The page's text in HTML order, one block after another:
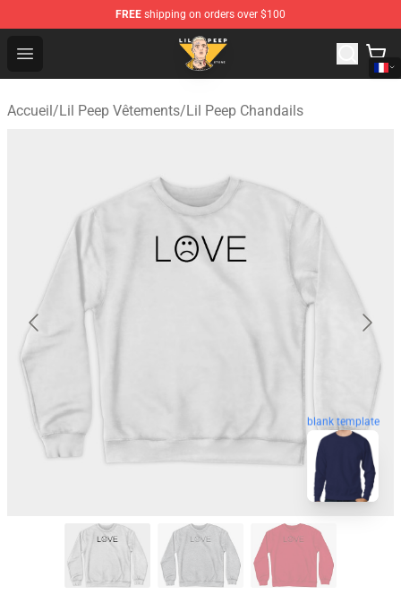
FREE shipping on orders over $100
Open menu
Lil Peep Store - Official Lil Peep Merchandise Shop
Accueil/Lil Peep Vêtements/Lil Peep Chandails
blank template